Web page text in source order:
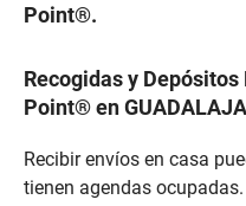
Point®.
Recogidas y
Point® en
Recibir envíos en casa
tienen agendas